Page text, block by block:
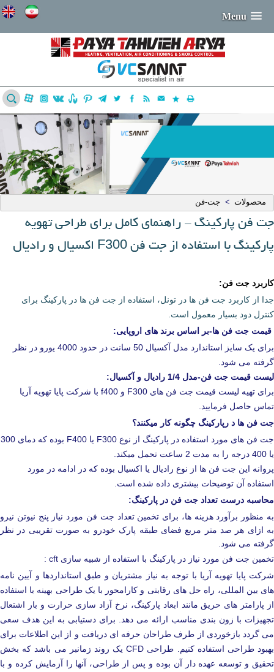
Menu
محصولات > جت-فن
جت فن پارکینگ - راهنمای کامل برای طراحی تهویه
پارکینگ با استفاده از جت فن F300 اکسیال و رادیال
کاربرد جت فن:
جدا از کاربرد جت فن ها در تونل، استفاده از جت فن ها در پارکینگ برای
کنترل دود بسیار معمول است.
قیمت جت فن ها-بر اساس برند های اروپایی:
برای یک سایز استاندارد مدل آکسیال 50 سانت در حدود 4000 یورو در نظر
گرفته می شود.
لیست قیمت جت فن-مدل 1/4 رادیال و آکسیال:
برای تهیه لیست قیمت جت فن های F300 و f400 با شرکت پایا تهویه آریا
تماس حاصل فرمایید.
جت فن ها د رپارکینگ چگونه کار میکنند؟
جت فن های مورد استفاده در پارکینگ از نوع F300 یا F400 بوده که دمای 300
یا 400 درجه را به مدت 2 ساعت تحمل میکند.
پروانه این جت فن ها از نوع رادیال یا اکسیال بوده که در ادامه در مورد
استفاده آن توضیحات بیشتری داده شده است.
محاسبه درست تعداد جت فن در پارکینگ:
به منظور برآورد هزینه ها، برای تخمین تعداد جت فن مورد نیاز پنج نیوتن نیرو
به ازای هر صد متر مربع فضای طبقه پارک خودرو به صورت تقریبی در نظر
گرفته می شود.
تخمین جت فن مورد نیاز در پارکینگ با استفاده از شبیه سازی cft :
شرکت پایا تهویه آریا با توجه به نیاز مشتریان و طبق استانداردها و آیین نامه
های بین المللی، راه حل های رقابتی و کارامحور با یک طراحی بهینه با استفاده
از پارامتر های حریق مانند ابعاد پارکینگ، نرخ آزاد سازی حرارت و بار اشتعال
تجهیزات با زون بندی مناسب ارائه می دهد. برای دستیابی به این هدف سعی
می گردد بازخوردی از طرف طراحان حرفه ای دریافت و از این اطلاعات برای
بهبود طراحی استفاده کنیم. طراحی CFD یک روند زمانبر می باشد که بخش
تحقیق و توسعه عهده دار آن بوده و پس از طراحی، آنها را آزمایش کرده و با